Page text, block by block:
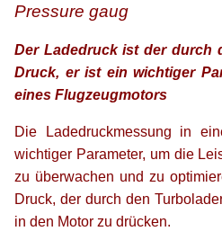
Pressure gaug
Der Ladedruck ist der durch
Druck, er ist ein wichtiger
eines Flugzeugmotors
Die Ladedruckmessung in
wichtiger Parameter, um die
zu überwachen und zu
Druck, der durch den
in den Motor zu drücken.